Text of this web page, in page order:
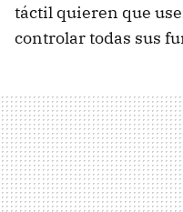
táctil quieren que
controlar todas sus